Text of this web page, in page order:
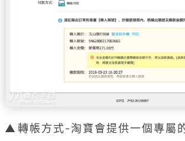
轉帳方式-淘寶會提供一個專屬